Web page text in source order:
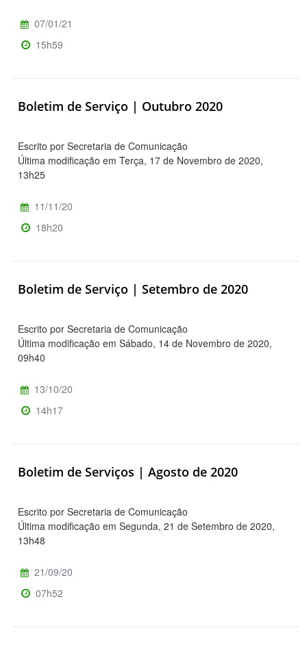
07/01/21
15h59
Boletim de Serviço | Outubro 2020
Escrito por Secretaria de Comunicação
Última modificação em Terça, 17 de Novembro de 2020,
13h25
11/11/20
18h20
Boletim de Serviço | Setembro de 2020
Escrito por Secretaria de Comunicação
Última modificação em Sábado, 14 de Novembro de 2020,
09h40
13/10/20
14h17
Boletim de Serviços | Agosto de 2020
Escrito por Secretaria de Comunicação
Última modificação em Segunda, 21 de Setembro de 2020,
13h48
21/09/20
07h52